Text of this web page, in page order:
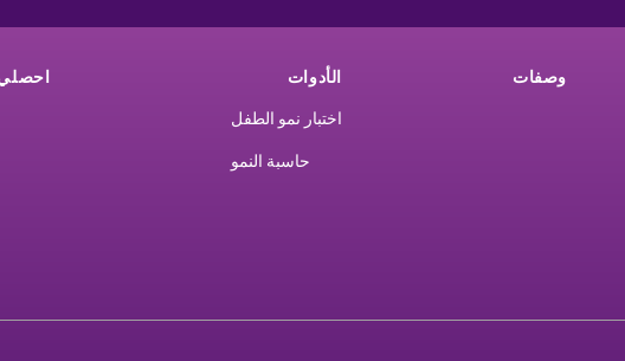
وصفات
الأدوات
اختبار نمو الطفل
حاسبة النمو